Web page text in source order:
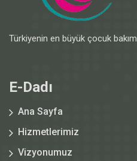
Türkiyenin en büyük çocuk
E-Dadı
Ana Sayfa
Hizmetlerimiz
Vizyonumuz